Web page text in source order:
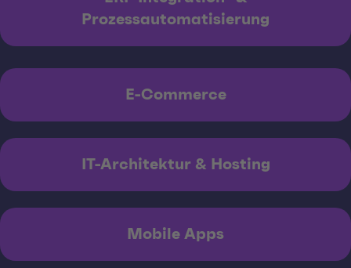
Prozessautomatisierung
E-Commerce
IT-Architektur & Hosting
Mobile Apps